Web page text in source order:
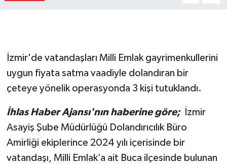
İzmir'de vatandaşları Milli Emlak gayrimenkullerini
uygun fiyata satma vaadiyle dolandıran bir
çeteye yönelik operasyonda 3 kişi tutuklandı.
İhlas Haber Ajansı'nın haberine göre;
İzmir
Asayiş Şube Müdürlüğü Dolandırıcılık Büro
Amirliği ekiplerince 2024 yılı içerisinde bir
vatandaşı, Milli Emlak’a ait Buca ilçesinde bulunan